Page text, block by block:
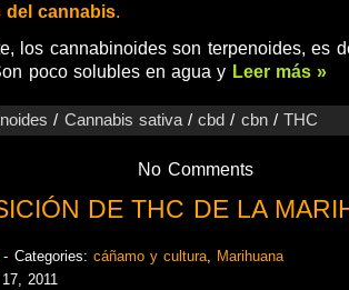
del cannabis.
los cannabinoides son terpenoides, es
poco solubles en agua y Leer más »
/ Cannabis sativa/cbd / cbn/THC
No Comments
DE THC DE LA
- Categories: cáñamo y cultura, Marihuana
2011